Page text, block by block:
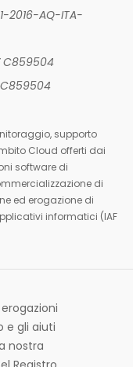
2016-AQ-ITA-
C859504
C859504
supporto
Cloud offerti dai
software di
di
ed erogazione di
informatici (IAF
e gli aiuti
nostra